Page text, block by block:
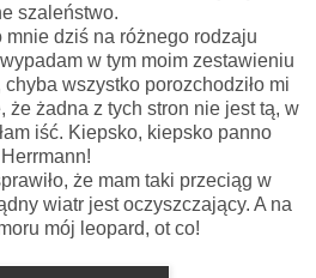
szaleństwo.
mnie dziś na różnego rodzaju
w tym moim zestawieniu
wszystko porozchodziło mi
że żadna z tych stron nie jest tą, w
iść. Kiepsko, kiepsko panno
Herrmann!
że mam taki przeciąg w
wiatr jest oczyszczający. A na
mój leopard, ot co!